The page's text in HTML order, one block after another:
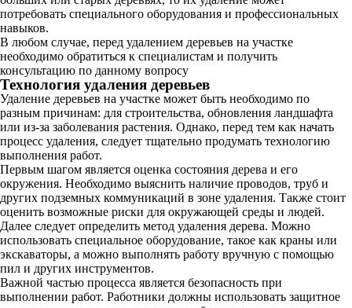
потребовать специального оборудования и профессиональных
навыков.
В любом случае, перед удалением деревьев на участке
необходимо обратиться к специалистам и получить
консультацию по данному вопросу
Технология удаления деревьев
Удаление деревьев на участке может быть необходимо по
разным причинам: для строительства, обновления ландшафта
или из-за заболевания растения. Однако, перед тем как начать
процесс удаления, следует тщательно продумать технологию
выполнения работ.
Первым шагом является оценка состояния дерева и его
окружения. Необходимо выяснить наличие проводов, труб и
других подземных коммуникаций в зоне удаления. Также стоит
оценить возможные риски для окружающей среды и людей.
Далее следует определить метод удаления дерева. Можно
использовать специальное оборудование, такое как краны или
экскаваторы, а можно выполнять работу вручную с помощью
пил и других инструментов.
Важной частью процесса является безопасность при
выполнении работ. Работники должны использовать защитное